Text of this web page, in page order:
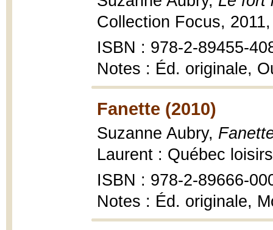
Collection Focus,
ISBN : 978-2-89455-
Notes : Éd. originale,
Fanette (2010)
Suzanne Aubry,
Laurent : Québec
ISBN : 978-2-89666-
Notes : Éd. originale,